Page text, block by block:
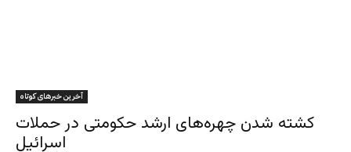
آخرین خبرهای کوتاه
کشته شدن چهره‌های ارشد حکومتی در حملات
اسرائیل